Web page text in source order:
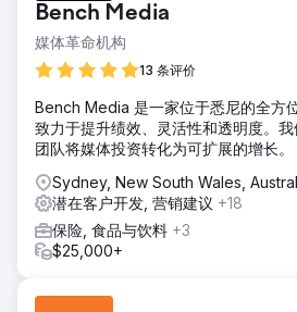
Bench Media
媒体革命机构
13 条评价
Bench Media 是一家位于悉尼的全方
致力于提升绩效、灵活性和透明度。
团队将媒体投资转化为可扩展的增长。
Sydney, New South Wales,
潜在客户开发, 营销建议 +18
保险, 食品与饮料 +3
$25,000+